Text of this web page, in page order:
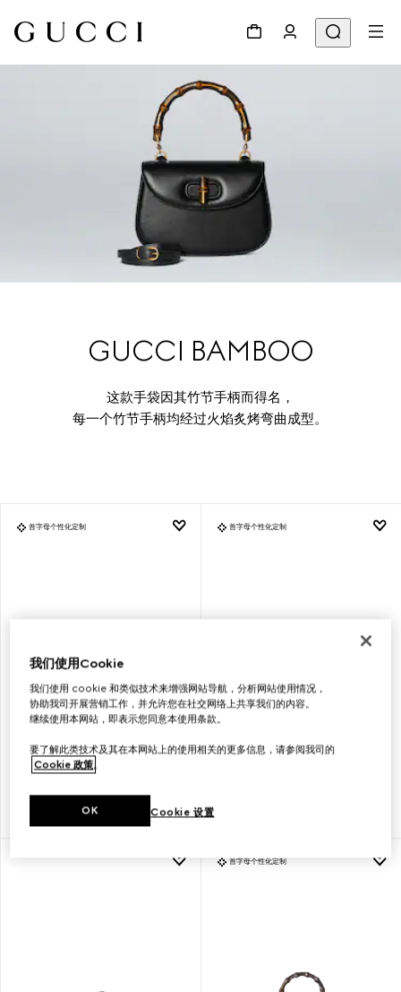
GUCCI BAMBOO
这款手袋因其竹节手柄而得名，
每一个竹节手柄均经过火焰炙烤弯曲成型。
首字母个性化定制
GUCCI BAMBOO
1947系列小号竹节手袋
CHF 4,490
首字母个性化定制
GUCCI BAMBOO
首字母个性化定制
我们使用Cookie
我们使用 cookie 和类似技术来增强网站导航，分析网站使用情况，
协助我司开展营销工作，并允许您在社交网络上共享我们的内容。
继续使用本网站，即表示您同意本使用条款。
要了解此类技术及其在本网站上的使用相关的更多信息，请参阅我司的
Cookie 政策。
Cookie 设置
OK